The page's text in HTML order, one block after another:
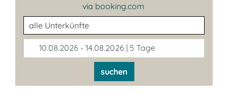
via booking.com
Unterkunftsart
10.08.2026 - 14.08.2026 | 5 Tage
suchen